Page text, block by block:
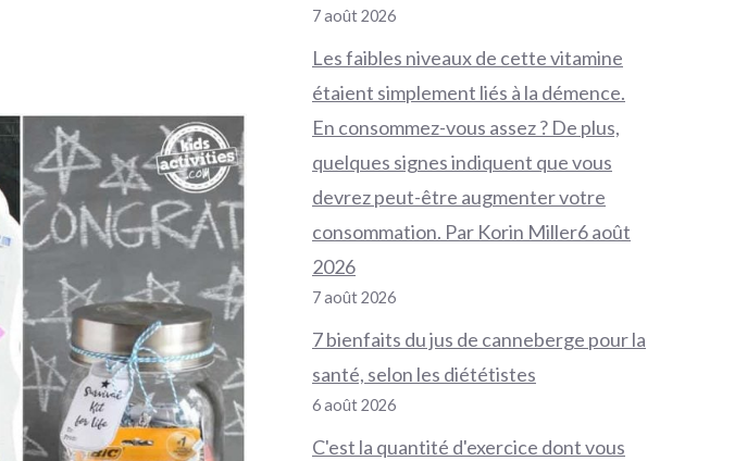
7 août 2026
Les faibles niveaux de cette vitamine
étaient simplement liés à la démence.
En consommez-vous assez ? De plus,
quelques signes indiquent que vous
devrez peut-être augmenter votre
consommation. Par Korin Miller6 août
2026
7 août 2026
7 bienfaits du jus de canneberge pour la
santé, selon les diététistes
6 août 2026
C'est la quantité d'exercice dont vous